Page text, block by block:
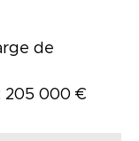
de
205 000 €